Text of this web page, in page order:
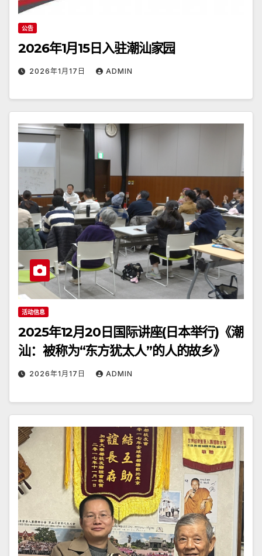
公告
2026年1月15日入驻潮汕家园
2026年1月17日 ADMIN
活动信息
2025年12月20日国际讲座(日本举行)《潮
汕：被称为“东方犹太人”的人的故乡》
2026年1月17日 ADMIN